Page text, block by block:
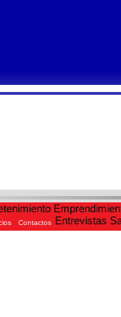
Entrevistas
Contactos